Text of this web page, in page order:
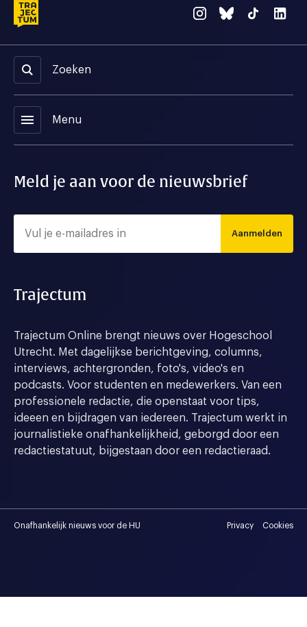
Zoeken
menu Menu
Meld je aan voor de nieuwsbrief
Aanmelden
Trajectum
Trajectum Online brengt nieuws over Hogeschool
Utrecht. Met dagelijkse berichtgeving, columns,
interviews, achtergronden, foto's, video's en
podcasts. Voor studenten en medewerkers. Van een
professionele redactie, die openstaat voor tips,
ideeen en bijdragen van iedereen. Trajectum werkt in
journalistieke onafhankelijkheid, geborgd door een
redactiestatuut, bijgestaan door een redactieraad.
Onafhankelijk nieuws voor de HU Privacy Cookies